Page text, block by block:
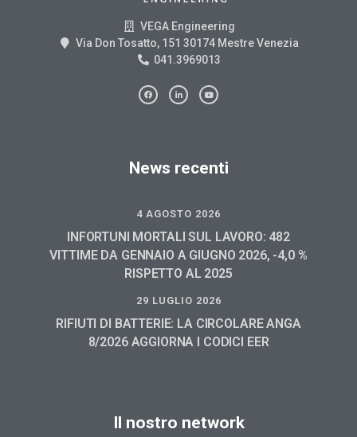
VEGA Engineering
Via Don Tosatto, 151 30174 Mestre Venezia
041.3969013
News recenti
4 AGOSTO 2026
INFORTUNI MORTALI SUL LAVORO: 482
VITTIME DA GENNAIO A GIUGNO 2026, -4,0 %
RISPETTO AL 2025
29 LUGLIO 2026
RIFIUTI DI BATTERIE: LA CIRCOLARE ANGA
8/2026 AGGIORNA I CODICI EER
Il nostro network